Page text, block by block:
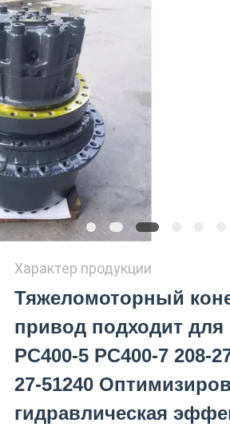
Характер продукции
Тяжеломоторный
привод подходит для
PC400-5 PC400-7 208-
27-51240
гидравлическая